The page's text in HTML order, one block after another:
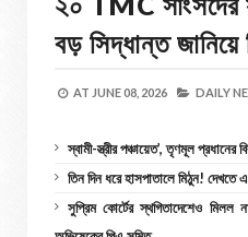
বড় সিদ্ধান্ত জানিয়ে
AT JUNE 08, 2026 DAILY
স্বামী-স্ত্রীর পঞ্চায়েত’, তৃণমূল
তিন দিন ধরে হাসপাতালে মিঠুন! দেখতে
সুপ্রিম কোর্টের স্থগিতাদেশেও মিলল